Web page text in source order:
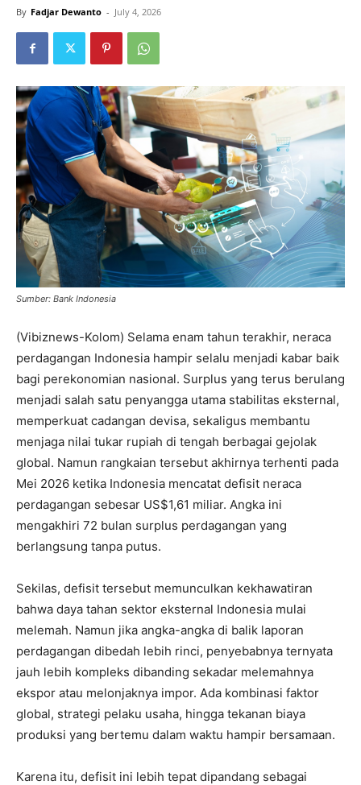
By Fadjar Dewanto - July 4, 2026
Sumber: Bank Indonesia
(Vibiznews-Kolom) Selama enam tahun terakhir, neraca
perdagangan Indonesia hampir selalu menjadi kabar baik
bagi perekonomian nasional. Surplus yang terus berulang
menjadi salah satu penyangga utama stabilitas eksternal,
memperkuat cadangan devisa, sekaligus membantu
menjaga nilai tukar rupiah di tengah berbagai gejolak
global. Namun rangkaian tersebut akhirnya terhenti pada
Mei 2026 ketika Indonesia mencatat defisit neraca
perdagangan sebesar US$1,61 miliar. Angka ini
mengakhiri 72 bulan surplus perdagangan yang
berlangsung tanpa putus.
Sekilas, defisit tersebut memunculkan kekhawatiran
bahwa daya tahan sektor eksternal Indonesia mulai
melemah. Namun jika angka-angka di balik laporan
perdagangan dibedah lebih rinci, penyebabnya ternyata
jauh lebih kompleks dibanding sekadar melemahnya
ekspor atau melonjaknya impor. Ada kombinasi faktor
global, strategi pelaku usaha, hingga tekanan biaya
produksi yang bertemu dalam waktu hampir bersamaan.
Karena itu, defisit ini lebih tepat dipandang sebagai